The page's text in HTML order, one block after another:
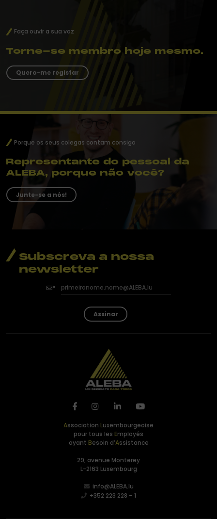
Faça ouvir a sua voz
Torne-se membro hoje mesmo.
Quero-me registar
Porque os seus colegas contam consigo
Representante do pessoal da
ALEBA, porque não você?
Junte-se a nós!
Subscreva a nossa
newsletter
Assinar
Association Luxembourgeoise
pour tous les Employés
ayant Besoin d’Assistance
29, avenue Monterey
L-2163 Luxembourg
info@ALEBA.lu
+352 223 228 – 1